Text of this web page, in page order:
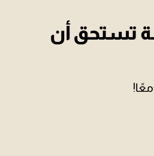
تستحق أن